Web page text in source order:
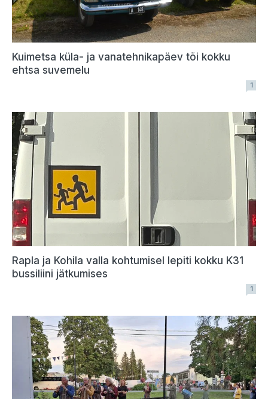
Kuimetsa küla- ja vanatehnikapäev tõi kokku
ehtsa suvemelu
1
Rapla ja Kohila valla kohtumisel lepiti kokku K31
bussiliini jätkumises
1